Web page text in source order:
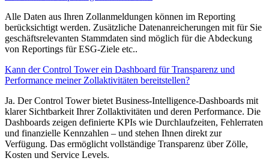
Alle Daten aus Ihren Zollanmeldungen können im Reporting
berücksichtigt werden. Zusätzliche Datenanreicherungen mit für Sie
geschäftsrelevanten Stammdaten sind möglich für die Abdeckung
von Reportings für ESG-Ziele etc..
Kann der Control Tower ein Dashboard für Transparenz und
Performance meiner Zollaktivitäten bereitstellen?
Ja. Der Control Tower bietet Business-Intelligence-Dashboards mit
klarer Sichtbarkeit Ihrer Zollaktivitäten und deren Performance. Die
Dashboards zeigen definierte KPIs wie Durchlaufzeiten, Fehlerraten
und finanzielle Kennzahlen – und stehen Ihnen direkt zur
Verfügung. Das ermöglicht vollständige Transparenz über Zölle,
Kosten und Service Levels.